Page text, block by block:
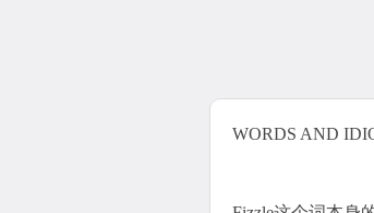
WORDS AND